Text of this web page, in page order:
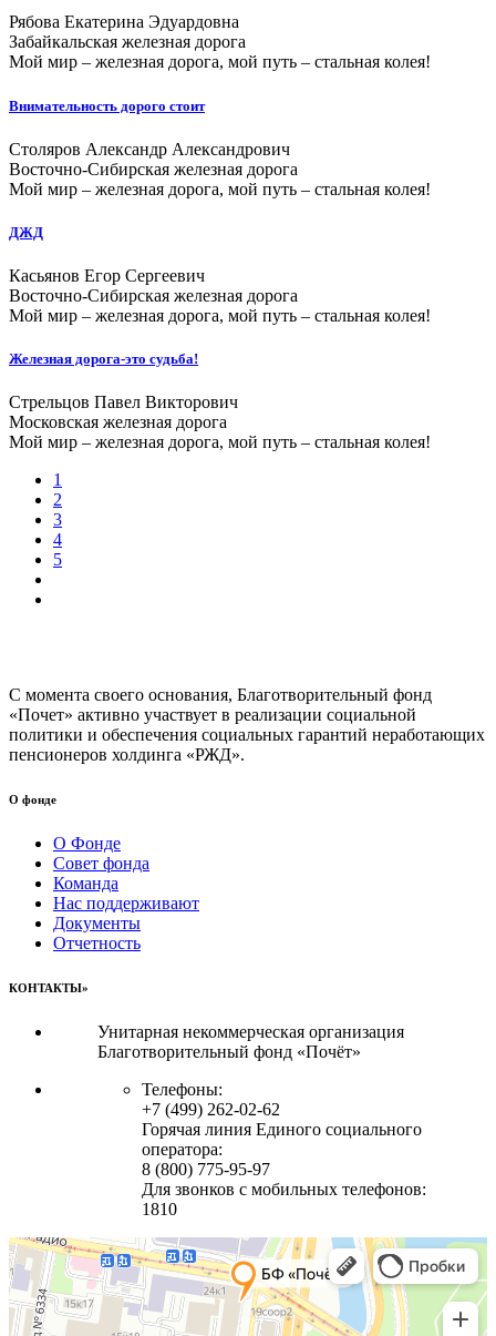
Рябова Екатерина Эдуардовна
Забайкальская железная дорога
Мой мир – железная дорога, мой путь – стальная колея!
Внимательность дорого стоит
Столяров Александр Александрович
Восточно-Сибирская железная дорога
Мой мир – железная дорога, мой путь – стальная колея!
ДЖД
Касьянов Егор Сергеевич
Восточно-Сибирская железная дорога
Мой мир – железная дорога, мой путь – стальная колея!
Железная дорога-это судьба!
Стрельцов Павел Викторович
Московская железная дорога
Мой мир – железная дорога, мой путь – стальная колея!
1
2
3
4
5
С момента своего основания, Благотворительный фонд
«Почет» активно участвует в реализации социальной
политики и обеспечения социальных гарантий неработающих
пенсионеров холдинга «РЖД».
О фонде
О Фонде
Совет фонда
Команда
Нас поддерживают
Документы
Отчетность
КОНТАКТЫ»
Унитарная некоммерческая организация
Благотворительный фонд «Почёт»
Телефоны:
+7 (499) 262-02-62
Горячая линия Единого социального
оператора:
8 (800) 775-95-97
Для звонков с мобильных телефонов:
1810